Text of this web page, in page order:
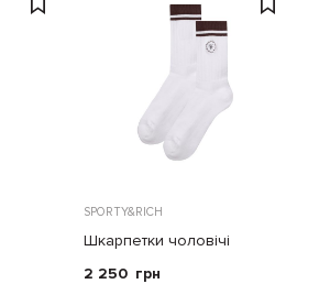
SPORTY&RICH
Шкарпетки чоловічі
2 250 грн